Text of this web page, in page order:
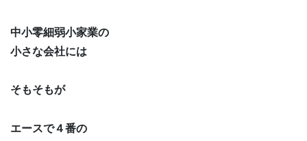
中小零細弱小家業の
小さな会社には
そもそもが
エースで４番の